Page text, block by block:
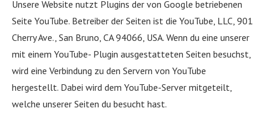
Unsere Website nutzt Plugins der von Google betriebenen
Seite YouTube. Betreiber der Seiten ist die YouTube, LLC, 901
Cherry Ave., San Bruno, CA 94066, USA. Wenn du eine unserer
mit einem YouTube- Plugin ausgestatteten Seiten besuchst,
wird eine Verbindung zu den Servern von YouTube
hergestellt. Dabei wird dem YouTube-Server mitgeteilt,
welche unserer Seiten du besucht hast.